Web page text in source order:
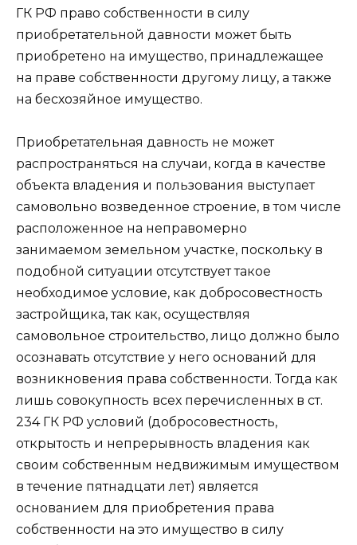
ГК РФ право собственности в силу
приобретательной давности может быть
приобретено на имущество, принадлежащее
на праве собственности другому лицу, а также
на бесхозяйное имущество.
Приобретательная давность не может
распространяться на случаи, когда в качестве
объекта владения и пользования выступает
самовольно возведенное строение, в том числе
расположенное на неправомерно
занимаемом земельном участке, поскольку в
подобной ситуации отсутствует такое
необходимое условие, как добросовестность
застройщика, так как, осуществляя
самовольное строительство, лицо должно было
осознавать отсутствие у него оснований для
возникновения права собственности. Тогда как
лишь совокупность всех перечисленных в ст.
234 ГК РФ условий (добросовестность,
открытость и непрерывность владения как
своим собственным недвижимым имуществом
в течение пятнадцати лет) является
основанием для приобретения права
собственности на это имущество в силу